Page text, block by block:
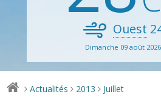
Ouest
Dimanche 09 août
> Actualités > 2013 > Juillet